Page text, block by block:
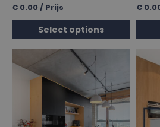
€ 0.00 / Prijs
Select options
€